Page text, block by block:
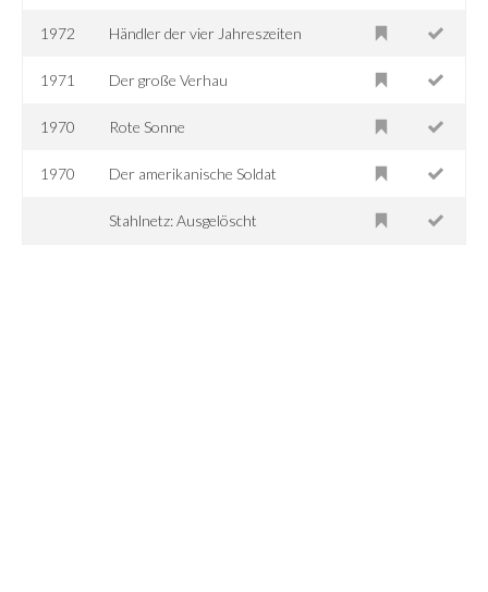
1972 Händler der vier Jahreszeiten
1971 Der große Verhau
1970 Rote Sonne
1970 Der amerikanische Soldat
Stahlnetz: Ausgelöscht